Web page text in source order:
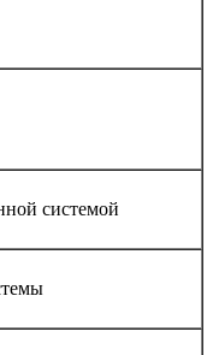
системой